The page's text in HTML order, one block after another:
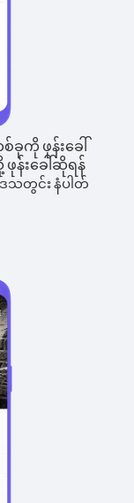
ခုကို ဖုန်းခေါ်
ဖုန်းခေါ်ဆိုရန်
သတွင်း နံပါတ်